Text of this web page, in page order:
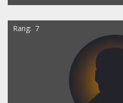
Rang 7